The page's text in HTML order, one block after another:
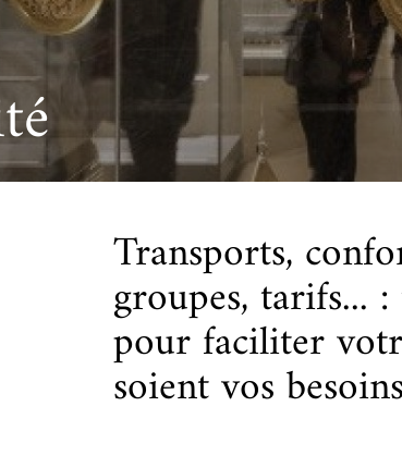
L’heure du conte
Centre de langue et de civilisation
Accueillir une
an educational
monde arabe
Transports,
groupes, tarifs...
pour faciliter
soient vos